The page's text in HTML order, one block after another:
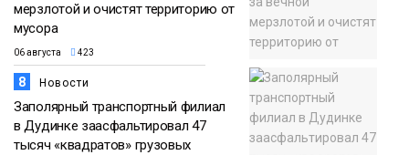
мерзлотой и очистят территорию от
мусора
06 августа 423
8 Новости
Заполярный транспортный филиал
в Дудинке заасфальтировал 47
тысяч «квадратов» грузовых